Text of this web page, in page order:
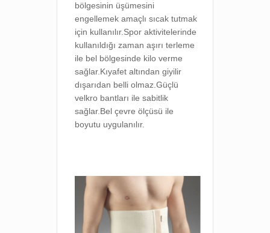
bölgesinin üşümesini
engellemek amaçlı sıcak tutmak
için kullanılır.Spor aktivitelerinde
kullanıldığı zaman aşırı terleme
ile bel bölgesinde kilo verme
sağlar.Kıyafet altından giyilir
dışarıdan belli olmaz.Güçlü
velkro bantları ile sabitlik
sağlar.Bel çevre ölçüsü ile
boyutu uygulanılır.